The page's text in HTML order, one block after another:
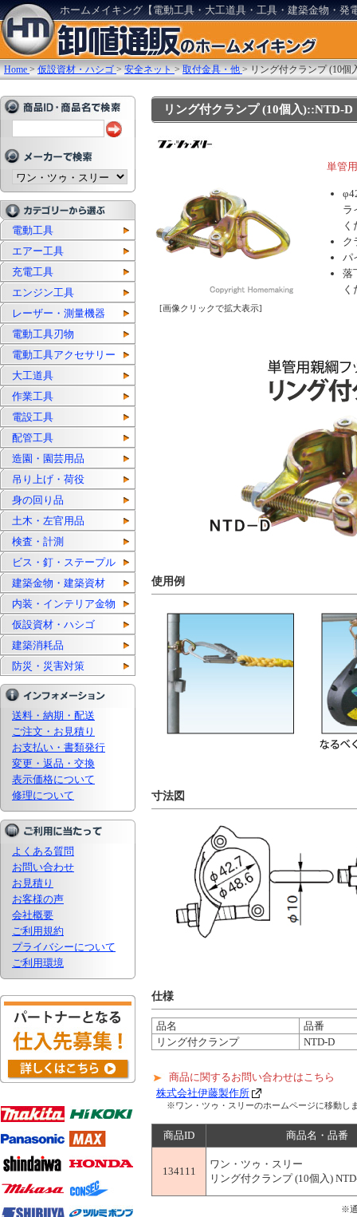
ホームメイキング【電動工具・大工道具・工具・建築金物・発
Home >仮設資材・ハシゴ >安全ネット >取付金具・他 >リング付クランプ (10個
電動工具
エアー工具
充電工具
エンジン工具
レーザー・測量機器
電動工具刃物
電動工具アクセサリー
大工道具
作業工具
電設工具
配管工具
造園・園芸用品
吊り上げ・荷役
身の回り品
土木・左官用品
検査・計測
ビス・釘・ステープル
建築金物・建築資材
内装・インテリア金物
仮設資材・ハシゴ
建築消耗品
防災・災害対策
送料・納期・配送
ご注文・お見積り
お支払い・書類発行
変更・返品・交換
表示価格について
修理について
よくある質問
お問い合わせ
お見積り
お客様の声
会社概要
ご利用規約
プライバシーについて
ご利用環境
リング付クランプ (10個入)::NTD-D
[画像クリックで拡大表示]
単管
ラ
く
ク
パ
落
く
使用例
寸法図
仕様
品名
品番
リング付クランプ
NTD-D
商品に関するお問い合わせはこちら
株式会社伊藤製作所
※ワン・ツゥ・スリーのホームページに移動し
商品ID 商品名・品番
134111
ワン・ツゥ・スリー
リング付クランプ (10個入)
※